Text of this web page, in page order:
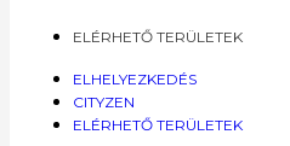
ELÉRHETŐ TERÜLETEK
ELHELYEZKEDÉS
CITYZEN
ELÉRHETŐ TERÜLETEK